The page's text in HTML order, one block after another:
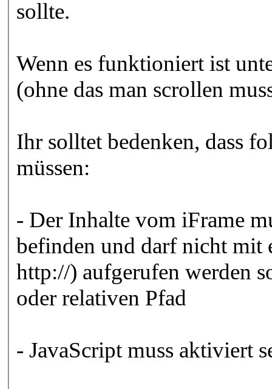
sollte.
Wenn es funktioniert ist
(ohne das man scrollen
Ihr solltet bedenken, dass
müssen:
- Der Inhalte vom iFrame
befinden und darf nicht mit
http://) aufgerufen werden
oder relativen Pfad
- JavaScript muss aktiviert